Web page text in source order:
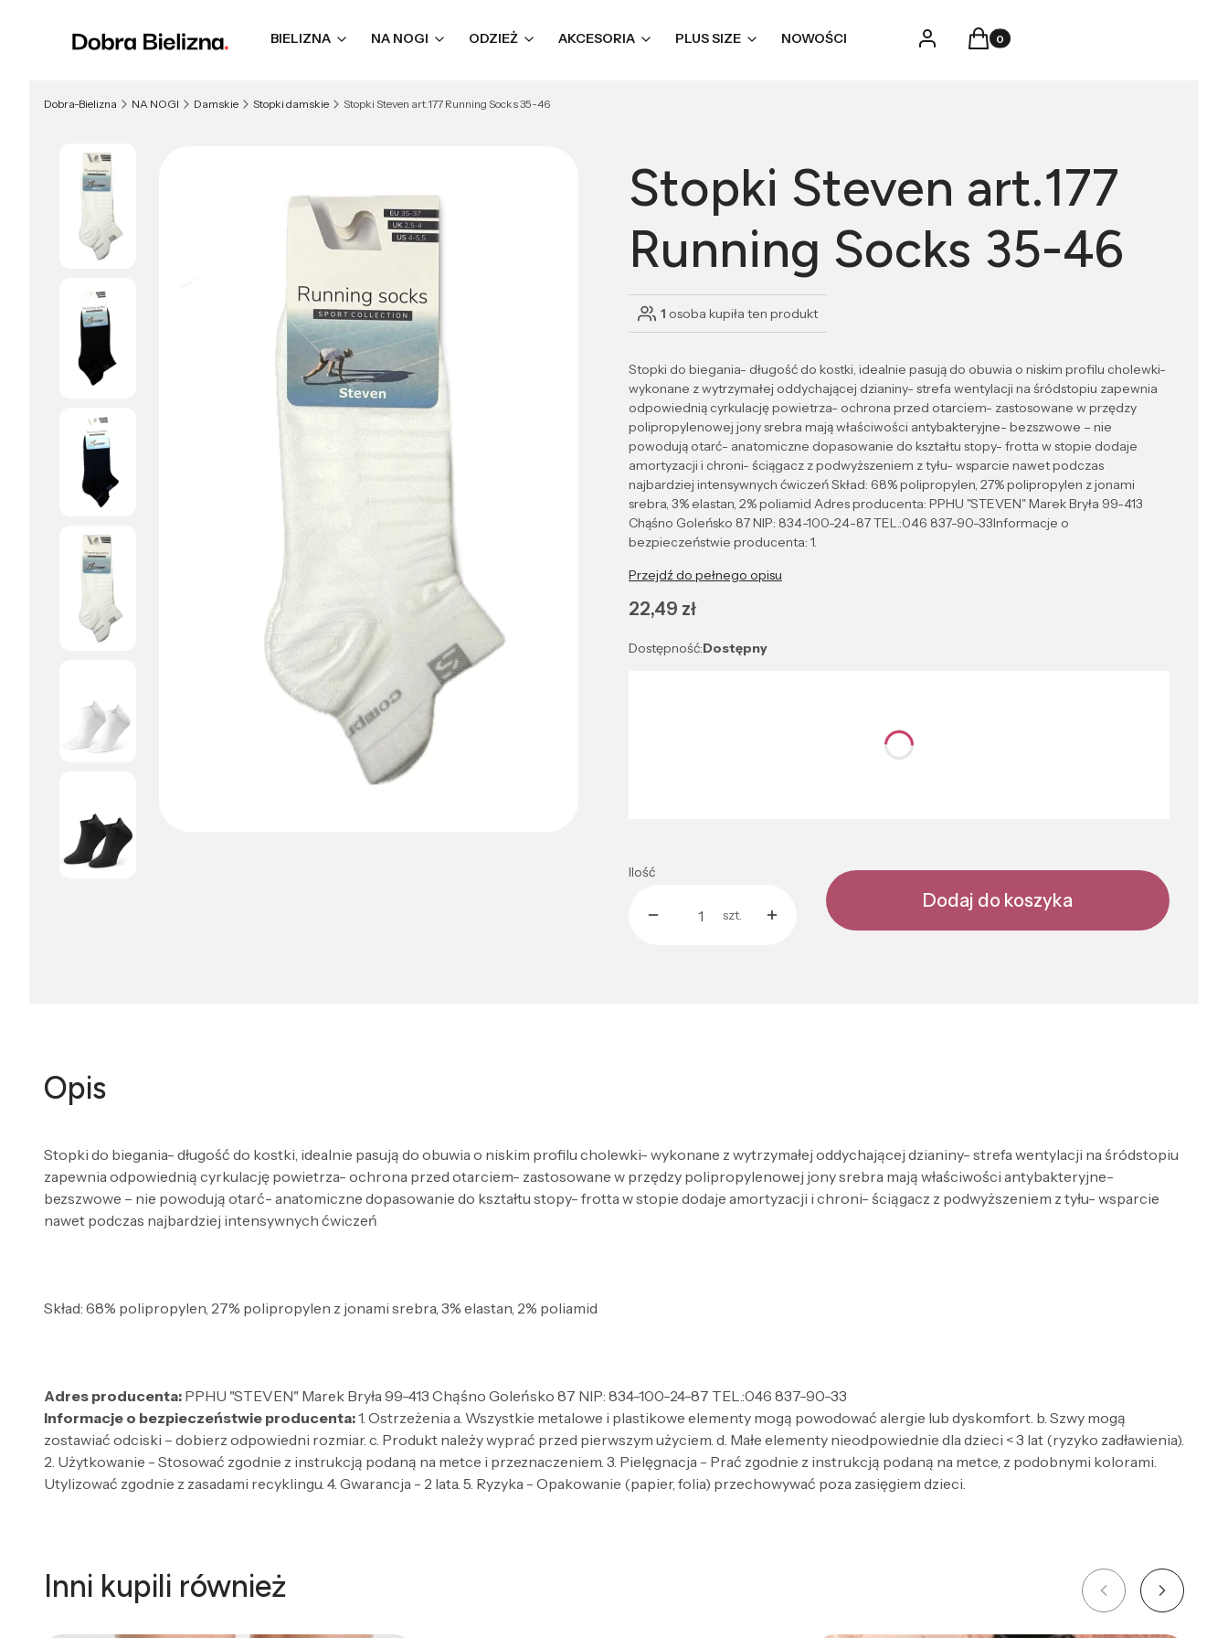
BIELIZNA NA NOGI ODZIEŻ AKCESORIA PLUS SIZE NOWOŚCI Zaloguj sięProdukty w koszyku: 0. Zobacz
Koszyk
Dobra-Bielizna NA NOGI Damskie Stopki damskie Stopki Steven art.177 Running Socks 35-46
Stopki Steven art.177
Running Socks 35-46
1 osoba kupiła ten produkt
Stopki do biegania- długość do kostki, idealnie pasują do obuwia o niskim profilu cholewki-
wykonane z wytrzymałej oddychającej dzianiny- strefa wentylacji na śródstopiu zapewnia
odpowiednią cyrkulację powietrza- ochrona przed otarciem- zastosowane w przędzy
polipropylenowej jony srebra mają właściwości antybakteryjne- bezszwowe – nie
powodują otarć- anatomiczne dopasowanie do kształtu stopy- frotta w stopie dodaje
amortyzacji i chroni- ściągacz z podwyższeniem z tyłu- wsparcie nawet podczas
najbardziej intensywnych ćwiczeń Skład: 68% polipropylen, 27% polipropylen z jonami
srebra, 3% elastan, 2% poliamid Adres producenta: PPHU "STEVEN" Marek Bryła 99-413
Chąśno Goleńsko 87 NIP: 834-100-24-87 TEL.:046 837-90-33Informacje o
bezpieczeństwie producenta: 1.
Przejdź do pełnego opisu
Cena
22,49 zł
Dostępność:Dostępny
Ilość
szt.
Dodaj do koszyka
Opis
Stopki do biegania- długość do kostki, idealnie pasują do obuwia o niskim profilu cholewki- wykonane z wytrzymałej oddychającej dzianiny- strefa wentylacji na śródstopiu
zapewnia odpowiednią cyrkulację powietrza- ochrona przed otarciem- zastosowane w przędzy polipropylenowej jony srebra mają właściwości antybakteryjne-
bezszwowe – nie powodują otarć- anatomiczne dopasowanie do kształtu stopy- frotta w stopie dodaje amortyzacji i chroni- ściągacz z podwyższeniem z tyłu- wsparcie
nawet podczas najbardziej intensywnych ćwiczeń
Skład: 68% polipropylen, 27% polipropylen z jonami srebra, 3% elastan, 2% poliamid
Adres producenta: PPHU "STEVEN" Marek Bryła 99-413 Chąśno Goleńsko 87 NIP: 834-100-24-87 TEL.:046 837-90-33
Informacje o bezpieczeństwie producenta:1. Ostrzeżenia a. Wszystkie metalowe i plastikowe elementy mogą powodować alergie lub dyskomfort. b. Szwy mogą
zostawiać odciski – dobierz odpowiedni rozmiar. c. Produkt należy wyprać przed pierwszym użyciem. d. Małe elementy nieodpowiednie dla dzieci < 3 lat (ryzyko zadławienia).
2. Użytkowanie - Stosować zgodnie z instrukcją podaną na metce i przeznaczeniem. 3. Pielęgnacja - Prać zgodnie z instrukcją podaną na metce, z podobnymi kolorami.
Utylizować zgodnie z zasadami recyklingu. 4. Gwarancja - 2 lata. 5. Ryzyka - Opakowanie (papier, folia) przechowywać poza zasięgiem dzieci.
Inni kupili również